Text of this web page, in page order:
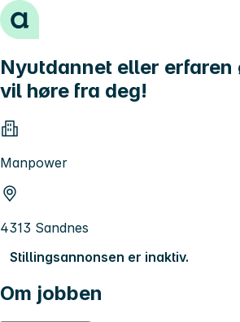
Hopp til innhold
Nyutdannet eller erfaren
vil høre fra deg!
Manpower
4313 Sandnes
Stillingsannonsen er inaktiv.
Om jobben